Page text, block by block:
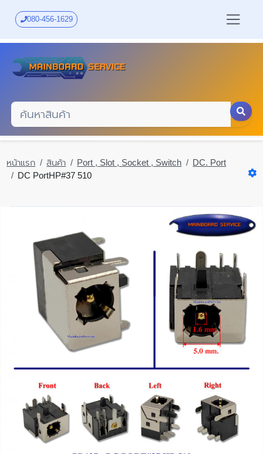
content
080-456-1629
หน้าแรก สินค้า Port , Slot , Socket , Switch
DC. Port
DC PortHP#37 510